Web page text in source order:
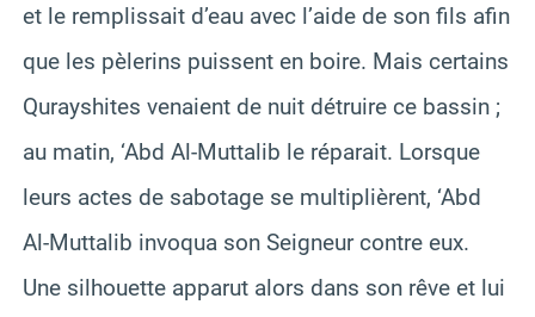
et le remplissait d’eau avec l’aide de son fils afin
que les pèlerins puissent en boire. Mais certains
Qurayshites venaient de nuit détruire ce bassin ;
au matin, ‘Abd Al-Muttalib le réparait. Lorsque
leurs actes de sabotage se multiplièrent, ‘Abd
Al-Muttalib invoqua son Seigneur contre eux.
Une silhouette apparut alors dans son rêve et lui